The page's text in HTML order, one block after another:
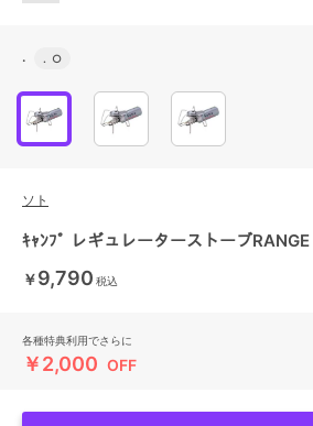
. . ○
ソト
ｷｬﾝﾌﾟ レギュレーターストーブRANGE
￥9,790 税込
各種特典利用でさらに
￥2,000 OFF